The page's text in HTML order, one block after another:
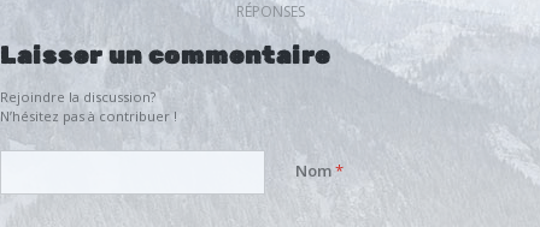
RÉPONSES
Laisser un commentaire
Rejoindre la discussion?
N’hésitez pas à contribuer !
Nom*